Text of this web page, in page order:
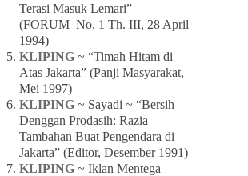
Terasi Masuk Lemari”
(FORUM_No. 1 Th. III, 28 April
1994)
KLIPING~ “Timah Hitam di
Atas Jakarta” (Panji Masyarakat,
Mei 1997)
KLIPING~ Sayadi ~ “Bersih
Denggan Prodasih: Razia
Tambahan Buat Pengendara di
Jakarta” (Editor, Desember 1991)
KLIPING~ Iklan Mentega